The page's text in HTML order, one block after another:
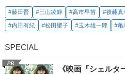
#藤田晋 #三山凌輝 #高市早苗 #後藤真
#内田有紀
#松田聖子 #玉木雄一郎 #亀
SPECIAL
PR
《映画『シェル